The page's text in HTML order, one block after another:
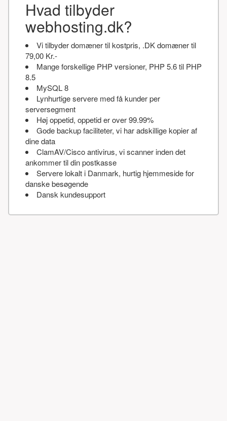
Hvad tilbyder
webhosting.dk?
Vi tilbyder domæner til kostpris, .DK domæner til
79,00 Kr.-
Mange forskellige PHP versioner, PHP 5.6 til PHP
8.5
MySQL 8
Lynhurtige servere med få kunder per
serversegment
Høj oppetid, oppetid er over 99.99%
Gode backup faciliteter, vi har adskillige kopier af
dine data
ClamAV/Cisco antivirus, vi scanner inden det
ankommer til din postkasse
Servere lokalt i Danmark, hurtig hjemmeside for
danske besøgende
Dansk kundesupport